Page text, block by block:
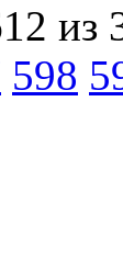
из
598